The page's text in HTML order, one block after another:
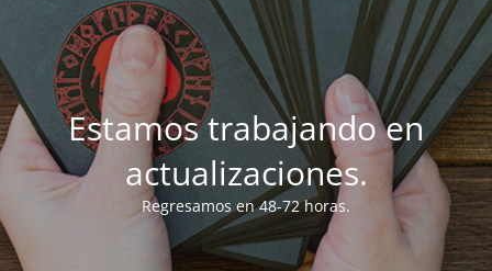
Estamos trabajando en
actualizaciones.
Regresamos en 48-72 horas.